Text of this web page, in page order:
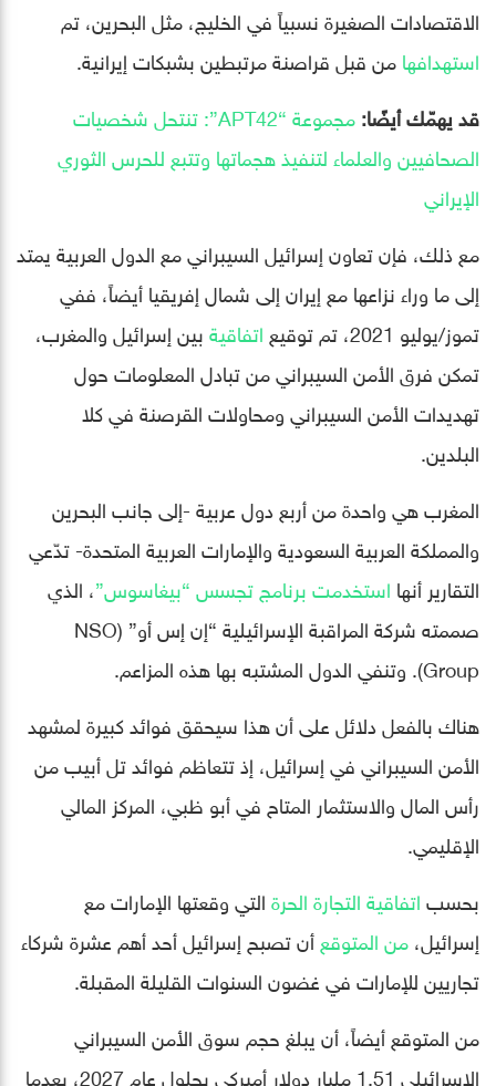
الاقتصادات الصغيرة نسبياً في الخليج، مثل البحرين، تم
استهدافهامن قبل قراصنة مرتبطين بشبكات إيرانية.
قد يهمّك أيضًا:
مجموعة “APT42”: تنتحل شخصيات
الصحافيين والعلماء لتنفيذ هجماتها وتتبع للحرس الثوري
الإيراني
مع ذلك، فإن تعاون إسرائيل السيبراني مع الدول العربية يمتد
إلى ما وراء نزاعها مع إيران إلى شمال إفريقيا أيضاً، ففي
تموز/يوليو 2021، تم توقيع
اتفاقيةبين إسرائيل والمغرب،
تمكن فرق الأمن السيبراني من تبادل المعلومات حول
تهديدات الأمن السيبراني ومحاولات القرصنة في كلا
البلدين.
المغرب هي واحدة من أربع دول عربية -إلى جانب البحرين
والمملكة العربية السعودية والإمارات العربية المتحدة- تدّعي
التقارير أنها استخدمت برنامج تجسس “بيغاسوس”، الذي
صممته شركة المراقبة الإسرائيلية “إن إس أو” (NSO
Group). وتنفي الدول المشتبه بها هذه المزاعم.
هناك بالفعل دلائل على أن هذا سيحقق فوائد كبيرة لمشهد
الأمن السيبراني في إسرائيل، إذ تتعاظم فوائد تل أبيب من
رأس المال والاستثمار المتاح في أبو ظبي، المركز المالي
الإقليمي.
بحسباتفاقية التجارة الحرةالتي وقعتها الإمارات مع
إسرائيل،من المتوقعأن تصبح إسرائيل أحد أهم عشرة شركاء
تجاريين للإمارات في غضون السنوات القليلة المقبلة.
من المتوقع أيضاً، أن يبلغ حجم سوق الأمن السيبراني
الإسرائيلي 1.51 مليار دولار أميركي بحلول عام 2027، بعدما